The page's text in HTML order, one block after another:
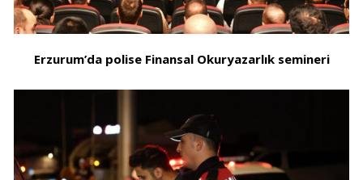
Erzurum’da polise Finansal Okuryazarlık semineri